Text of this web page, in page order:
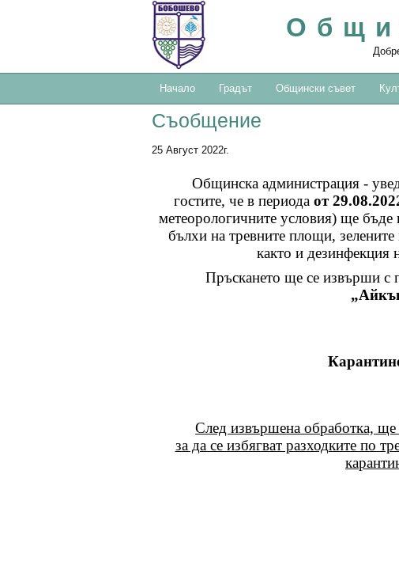
Начало Градът Общински съвет
Съобщение
25 Август 2022г.
Общинска администрация -
гостите, че в периода от
метеорологичните условия) ще
бълхи на тревните площи,
както и дезинфекция
Пръскането ще се извърши с
След извършена обработка, ще
за да се избягват разходките по